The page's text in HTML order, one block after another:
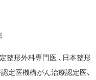
整形外科専門医 、日本整形
定医機構がん治療認定医、